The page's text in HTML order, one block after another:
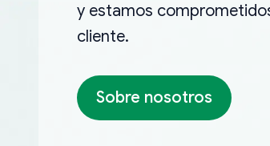
y estamos
cliente.
Sobre nosotros